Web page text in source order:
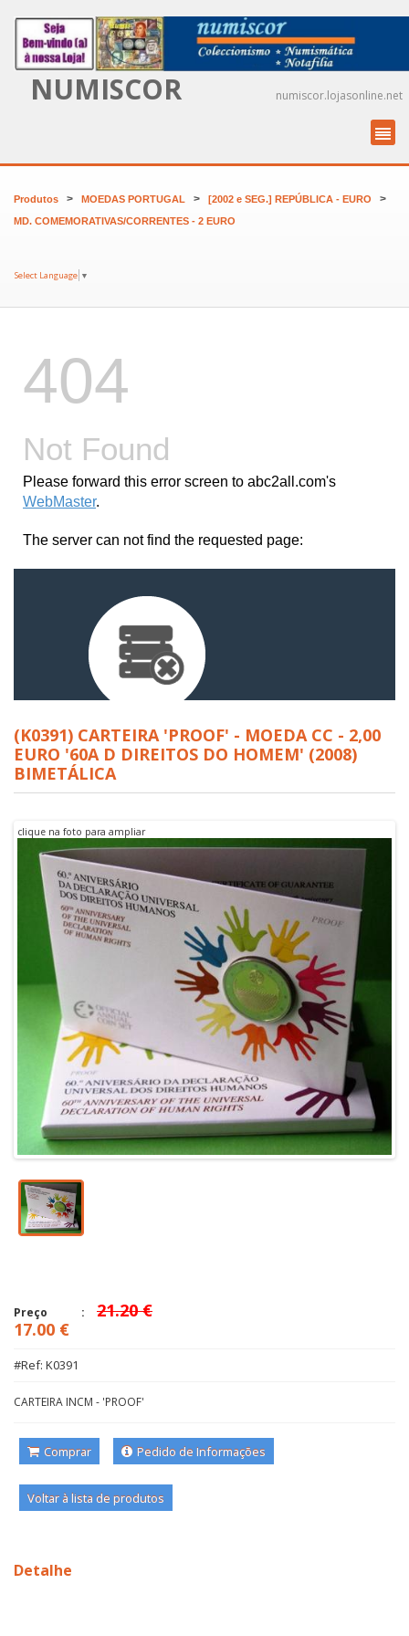
NUMISCOR numiscor.lojasonline.net
Produtos > MOEDAS PORTUGAL > [2002 e SEG.] REPÚBLICA - EURO >
MD. COMEMORATIVAS/CORRENTES - 2 EURO
Select Language ▼
(K0391) CARTEIRA 'PROOF' - MOEDA CC - 2,00
EURO '60A D DIREITOS DO HOMEM' (2008)
BIMETÁLICA
clique na foto para ampliar
Preço
21.20 €
17.00 €
#Ref: K0391
CARTEIRA INCM - 'PROOF'
Comprar Pedido de Informações
Voltar à lista de produtos
Detalhe